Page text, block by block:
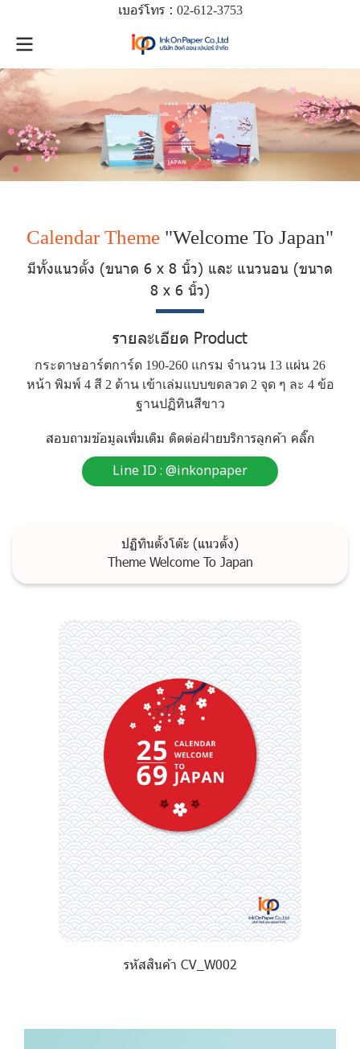
เบอร์โทร : 02-612-3753
Calendar Theme "Welcome To Japan"
มีทั้งแนวตั้ง (ขนาด 6 x 8 นิ้ว) และ แนวนอน (ขนาด
8 x 6 นิ้ว)
รายละเอียด Product
กระดาษอาร์ตการ์ด 190-260 แกรม จำนวน 13 แผ่น 26
หน้า พิมพ์ 4 สี 2 ด้าน เข้าเล่มแบบขดลวด 2 จุด ๆ ละ 4 ข้อ
ฐานปฏิทินสีขาว
สอบถามข้อมูลเพิ่มเติม ติดต่อฝ่ายบริการลูกค้า คลิ๊ก
Line ID : @inkonpaper
ปฏิทินตั้งโต๊ะ (แนวตั้ง)
Theme Welcome To Japan
รหัสสินค้า CV_W002